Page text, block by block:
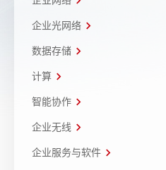
企业光网络
数据存储
计算
智能协作
企业无线
企业服务与软件